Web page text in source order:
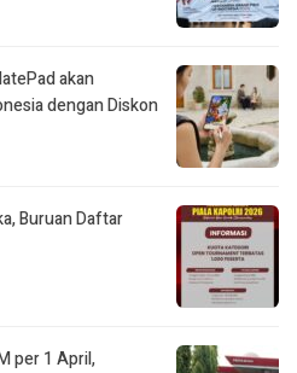
akan
dengan Diskon
Buruan Daftar
per 1 April,